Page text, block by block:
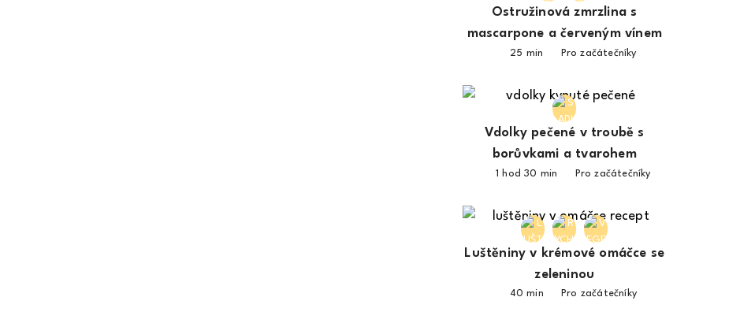
Ostružinová zmrzlina s
mascarpone a červeným vínem
25 min Pro začátečníky
Vdolky pečené v troubě s
borůvkami a tvarohem
1 hod 30 min Pro začátečníky
Luštěniny v krémové omáčce se
zeleninou
40 min Pro začátečníky